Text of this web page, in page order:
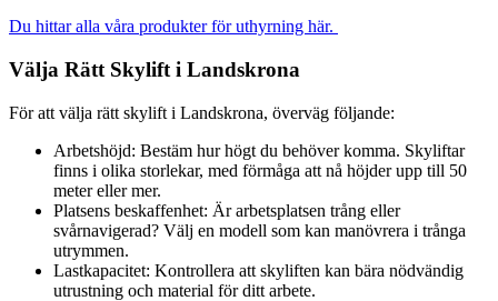
Du hittar alla våra produkter för uthyrning här.
Välja Rätt Skylift i Landskrona
För att välja rätt skylift i Landskrona, överväg följande:
Arbetshöjd: Bestäm hur högt du behöver komma. Skyliftar
finns i olika storlekar, med förmåga att nå höjder upp till 50
meter eller mer.
Platsens beskaffenhet: Är arbetsplatsen trång eller
svårnavigerad? Välj en modell som kan manövrera i trånga
utrymmen.
Lastkapacitet: Kontrollera att skyliften kan bära nödvändig
utrustning och material för ditt arbete.